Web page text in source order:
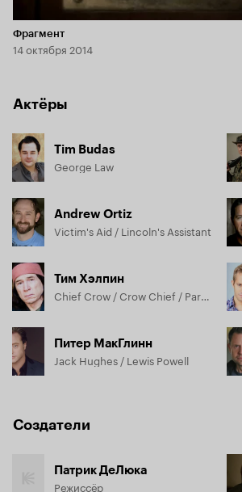
Длительность 8 мин
Фрагмент
14 октября 2014
Актёры
Tim Budas
George Law
Andrew Ortiz
Victim's Aid / Lincoln's Assistant
Тим Хэлпин
Питер МакГлинн
Jack Hughes / Lewis Powell
Создатели
Патрик ДеЛюка
Режиссёр